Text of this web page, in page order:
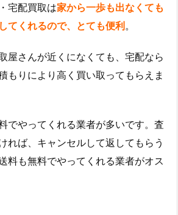
宅配買取は家から一歩も出なくても
てくれるので、とても便利。
屋さんが近くになくても、宅配なら
もりにより高く買い取ってもらえま
でやってくれる業者が多いです。査
れば、キャンセルして返してもらう
料も無料でやってくれる業者がオス